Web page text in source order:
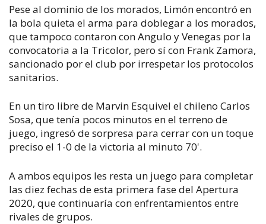
Pese al dominio de los morados, Limón encontró en
la bola quieta el arma para doblegar a los morados,
que tampoco contaron con Angulo y Venegas por la
convocatoria a la Tricolor, pero sí con Frank Zamora,
sancionado por el club por irrespetar los protocolos
sanitarios.
En un tiro libre de Marvin Esquivel el chileno Carlos
Sosa, que tenía pocos minutos en el terreno de
juego, ingresó de sorpresa para cerrar con un toque
preciso el 1-0 de la victoria al minuto 70'.
A ambos equipos les resta un juego para completar
las diez fechas de esta primera fase del Apertura
2020, que continuaría con enfrentamientos entre
rivales de grupos.